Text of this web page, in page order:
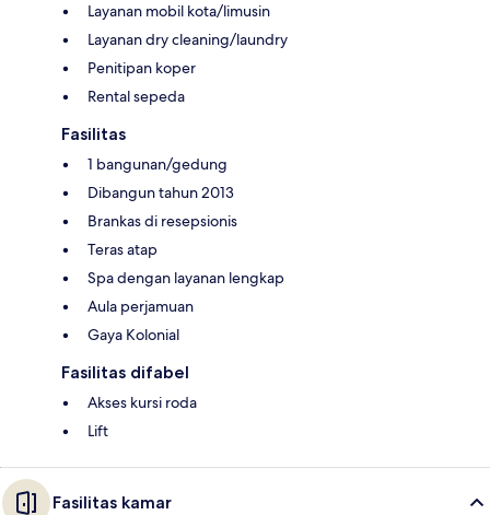
Layanan mobil kota/limusin
Layanan dry cleaning/laundry
Penitipan koper
Rental sepeda
Fasilitas
1 bangunan/gedung
Dibangun tahun 2013
Brankas di resepsionis
Teras atap
Spa dengan layanan lengkap
Aula perjamuan
Gaya Kolonial
Fasilitas difabel
Akses kursi roda
Lift
Fasilitas kamar